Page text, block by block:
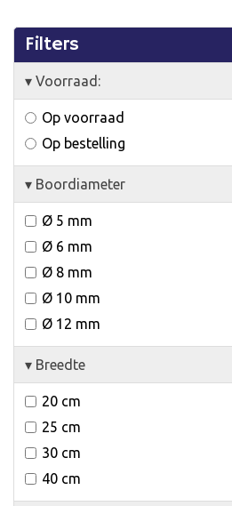
Filters
▾ Voorraad:
Op voorraad
Op bestelling
▾ Boordiameter
Ø 5 mm
Ø 6 mm
Ø 8 mm
Ø 10 mm
Ø 12 mm
▾ Breedte
20 cm
25 cm
30 cm
40 cm